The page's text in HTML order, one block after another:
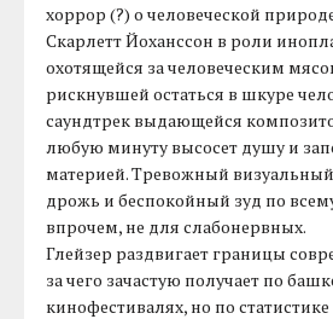
хоррор (?) о человеческой
Скарлетт Йоханссон в роли
охотящейся за человеческим
рискнувшей остаться в шкуре
саундтрек выдающейся
любую минуту высосет душу и
материей. Тревожный
дрожь и беспокойный зуд по
впрочем, не для слабонервных.
Глейзер раздвигает границы
за чего зачастую получает по
кинофестивалях, но по статистике